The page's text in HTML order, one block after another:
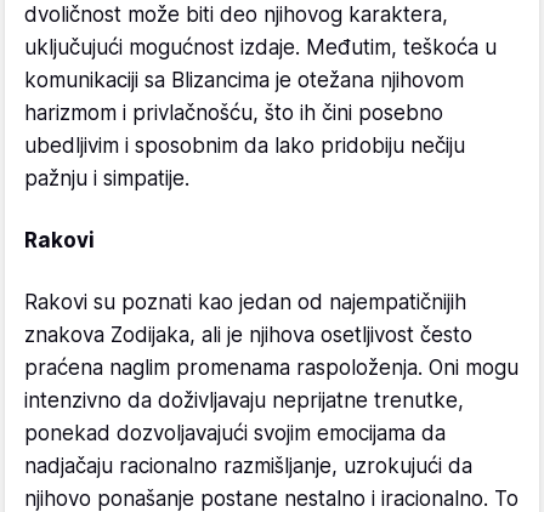
dvoličnost može biti deo njihovog karaktera,
uključujući mogućnost izdaje. Međutim, teškoća u
komunikaciji sa Blizancima je otežana njihovom
harizmom i privlačnošću, što ih čini posebno
ubedljivim i sposobnim da lako pridobiju nečiju
pažnju i simpatije.
Rakovi
Rakovi su poznati kao jedan od najempatičnijih
znakova Zodijaka, ali je njihova osetljivost često
praćena naglim promenama raspoloženja. Oni mogu
intenzivno da doživljavaju neprijatne trenutke,
ponekad dozvoljavajući svojim emocijama da
nadjačaju racionalno razmišljanje, uzrokujući da
njihovo ponašanje postane nestalno i iracionalno. To